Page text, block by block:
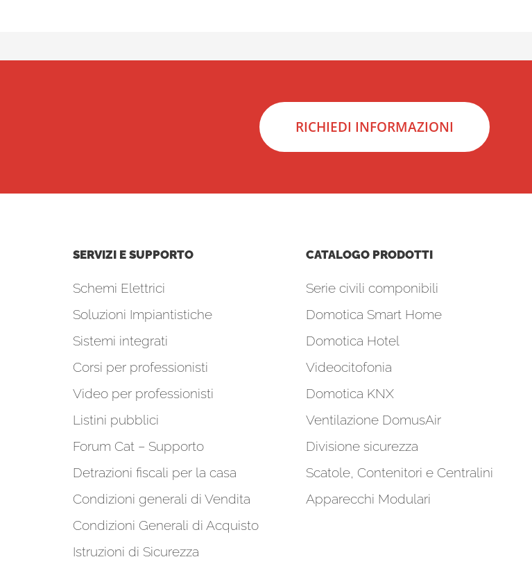
RICHIEDI INFORMAZIONI
SERVIZI E SUPPORTO
Schemi Elettrici
Soluzioni Impiantistiche
Sistemi integrati
Corsi per professionisti
Video per professionisti
Listini pubblici
Forum Cat – Supporto
Detrazioni fiscali per la casa
Condizioni generali di Vendita
Condizioni Generali di Acquisto
Istruzioni di Sicurezza
CATALOGO PRODOTTI
Serie civili componibili
Domotica Smart Home
Domotica Hotel
Videocitofonia
Domotica KNX
Ventilazione DomusAir
Divisione sicurezza
Scatole, Contenitori e Centralini
Apparecchi Modulari